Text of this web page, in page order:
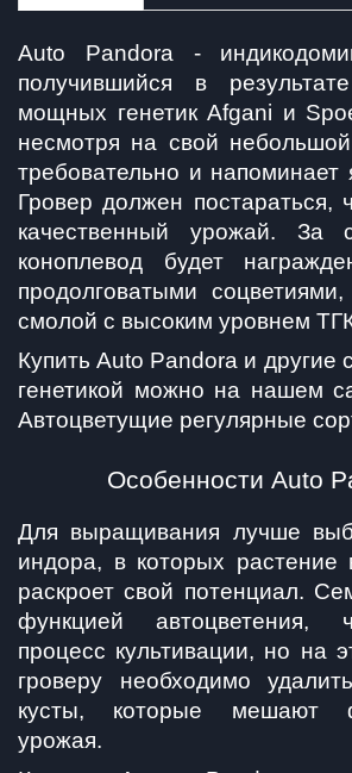
Auto Pandora -
получившийся в
мощных генетик Afgani и
несмотря на свой
требовательно и
Гровер должен постараться,
качественный урожай. За
коноплевод будет
продолговатыми
смолой с высоким уровнем
Купить Auto Pandora и другие
генетикой можно на нашем
Автоцветущие регулярные
Особенности Auto
Для выращивания лучше
индора, в которых
раскроет свой потенциал.
функцией автоцветения,
процесс культивации, но на
гроверу необходимо
кусты, которые мешают
урожая.